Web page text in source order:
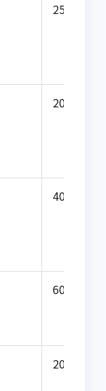
25–35
20–30
40–55
60–80
20–30